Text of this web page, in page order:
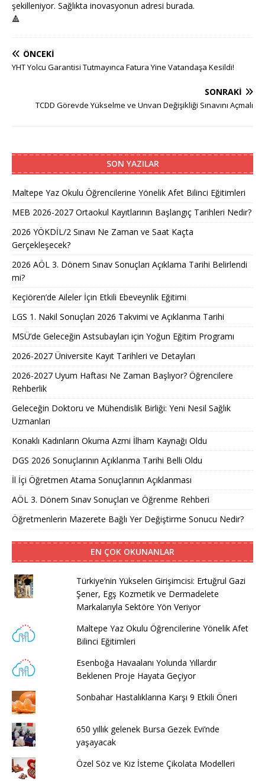
şekilleniyor. Sağlıkta inovasyonun adresi burada.
🔺
ÖNCEKI
YHT Yolcu Garantisi Tutmayınca Fatura Yine Vatandaşa Kesildi!
SONRAKI
TCDD Görevde Yükselme ve Unvan Değişikliği Sınavını Açmalı
SON YAZILAR
Maltepe Yaz Okulu Öğrencilerine Yönelik Afet Bilinci Eğitimleri
MEB 2026-2027 Ortaokul Kayıtlarının Başlangıç Tarihleri Nedir?
2026 YÖKDİL/2 Sınavı Ne Zaman ve Saat Kaçta
Gerçekleşecek?
2026 AÖL 3. Dönem Sınav Sonuçları Açıklama Tarihi Belirlendi
mi?
Keçiören’de Aileler İçin Etkili Ebeveynlik Eğitimi
LGS 1. Nakil Sonuçları 2026 Takvimi ve Açıklanma Tarihi
MSÜ’de Geleceğin Astsubayları için Yoğun Eğitim Programı
2026-2027 Üniversite Kayıt Tarihleri ve Detayları
2026-2027 Uyum Haftası Ne Zaman Başlıyor? Öğrencilere
Rehberlik
Geleceğin Doktoru ve Mühendislik Birliği: Yeni Nesil Sağlık
Uzmanları
Konaklı Kadınların Okuma Azmi İlham Kaynağı Oldu
DGS 2026 Sonuçlarının Açıklanma Tarihi Belli Oldu
İl İçi Öğretmen Atama Sonuçlarının Açıklanması
AÖL 3. Dönem Sınav Sonuçları ve Öğrenme Rehberi
Öğretmenlerin Mazerete Bağlı Yer Değiştirme Sonucu Nedir?
EN ÇOK OKUNANLAR
Türkiye’nin Yükselen Girişimcisi: Ertuğrul Gazi
Şener, Egş Kozmetik ve Dermadelete
Markalarıyla Sektöre Yön Veriyor
Maltepe Yaz Okulu Öğrencilerine Yönelik Afet
Bilinci Eğitimleri
Esenboğa Havaalanı Yolunda Yıllardır
Beklenen Proje Hayata Geçiyor
Sonbahar Hastalıklarına Karşı 9 Etkili Öneri
650 yıllık gelenek Bursa Gezek Evi’nde
yaşayacak
Özel Söz ve Kız İsteme Çikolata Modelleri